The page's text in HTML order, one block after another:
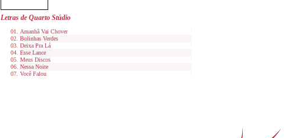
Letras de Quarto Stúdio
Amanhã Vai Chover
Bolinhas Verdes
Deixa Pra Lá
Esse Lance
Meus Discos
Nessa Noite
Você Falou